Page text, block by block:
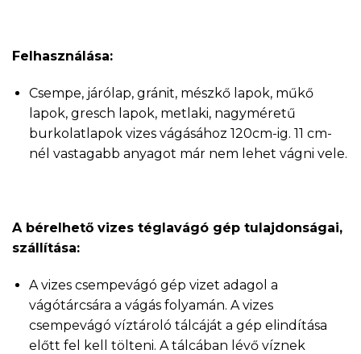
Felhasználása:
Csempe, járólap, gránit, mészkő lapok, műkő
lapok, gresch lapok, metlaki, nagyméretű
burkolatlapok vizes vágásához 120cm-ig. 11 cm-
nél vastagabb anyagot már nem lehet vágni vele.
A bérelhető vizes téglavágó gép tulajdonságai,
szállítása:
A vizes csempevágó gép vizet adagol a
vágótárcsára a vágás folyamán. A vizes
csempevágó víztároló tálcáját a gép elindítása
előtt fel kell tölteni. A tálcában lévő víznek